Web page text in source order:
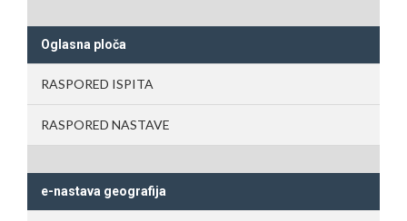
Oglasna ploča
RASPORED ISPITA
RASPORED NASTAVE
e-nastava geografija